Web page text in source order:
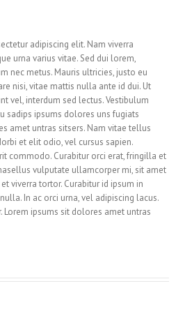
adipiscing elit. Nam viverra
urna varius vitae. Sed dui lorem,
nec metus. Mauris ultricies, justo eu
nisi, vitae mattis nulla ante id dui. Ut
vel, interdum sed lectus. Vestibulum
sadips ipsums dolores uns fugiats
amet untras sitsers. Nam vitae tellus
et elit odio, vel cursus sapien.
commodo. Curabitur orci erat, fringilla et
vulputate ullamcorper mi, sit amet
viverra tortor. Curabitur id ipsum in
In ac orci urna, vel adipiscing lacus.
ipsums sit dolores amet untras